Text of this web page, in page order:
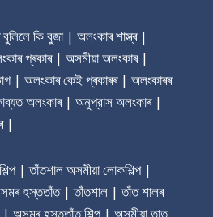
কি বুজা | অলংকাৰ শাস্ত্ৰ |
প্ৰকাৰ | অসমীয়া অলংকাৰ |
| অলংকাৰ কেই প্ৰকাৰৰ | অলংকাৰৰ
অলংকাৰ | অনুপ্রাস অলংকাৰ |
|
| তাঁতশাল অসমীয়া লোকশিল্প |
হস্ততাঁত | তাঁতশাল | তাঁত শালৰ
অসমৰ হস্ততাঁত শিল্প | অসমীয়া তাত